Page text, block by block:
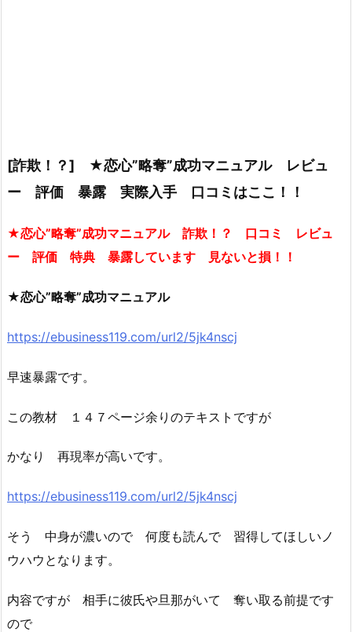
[詐欺！？] ★恋心”略奪”成功マニュアル レビュ
ー 評価 暴露 実際入手 口コミはここ！！
★恋心”略奪”成功マニュアル 詐欺！？ 口コミ レビュ
ー 評価 特典 暴露しています 見ないと損！！
★恋心”略奪”成功マニュアル
https://ebusiness119.com/url2/5jk4nscj
早速暴露です。
この教材 １４７ページ余りのテキストですが
かなり 再現率が高いです。
https://ebusiness119.com/url2/5jk4nscj
そう 中身が濃いので 何度も読んで 習得してほしいノ
ウハウとなります。
内容ですが 相手に彼氏や旦那がいて 奪い取る前提です
ので